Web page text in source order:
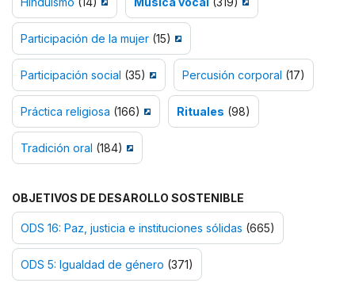
Participación de la mujer (15)
Participación social (35) Percusión corporal (17)
Práctica religiosa (166) Rituales (98)
Tradición oral (184)
OBJETIVOS DE DESAROLLO SOSTENIBLE
ODS 16: Paz, justicia e instituciones sólidas (665)
ODS 5: Igualdad de género (371)